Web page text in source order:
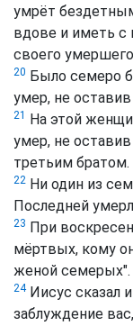
умрёт
вдове и иметь с
своего умершего
20 Было семеро
умер, не оставив
21
На этой
умер, не
третьим братом.
22 Ни один из
Последней
23 При
мёртвых, кому
женой семерых".
24Иисус сказал
заблуждение